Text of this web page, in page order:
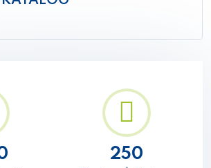
250